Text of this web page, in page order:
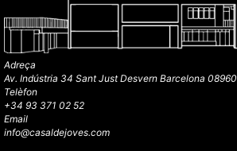
Adreça
Av. Indústria 34 Sant Just Desvern Barcelona 08960
Telèfon
+34 93 371 02 52
Email
info@casaldejoves.com